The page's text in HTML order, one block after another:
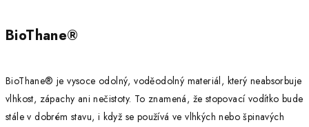
BioThane®
BioThane® je vysoce odolný, voděodolný materiál, který neabsorbuje
vlhkost, zápachy ani nečistoty. To znamená, že stopovací vodítko bude
stále v dobrémstavu, i když se používá ve vlhkých nebo špinavých